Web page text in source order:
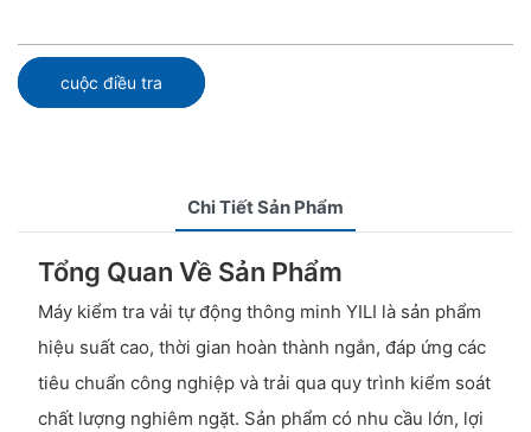
cuộc điều tra
Chi Tiết Sản Phẩm
Tổng Quan Về Sản Phẩm
Máy kiểm tra vải tự động thông minh YILI là sản phẩm
hiệu suất cao, thời gian hoàn thành ngắn, đáp ứng các
tiêu chuẩn công nghiệp và trải qua quy trình kiểm soát
chất lượng nghiêm ngặt. Sản phẩm có nhu cầu lớn, lợi